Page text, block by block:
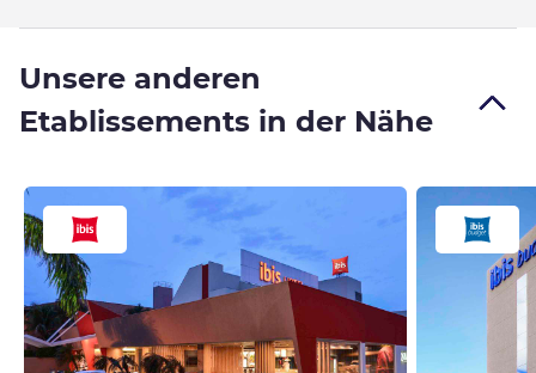
Unsere anderen
Etablissements in der Nähe